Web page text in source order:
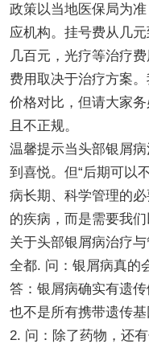
政策以当地医保局为
应机构。挂号费从几
几百元，光疗等治疗
费用取决于治疗方案
价格对比，但请大家
且不正规。
温馨提示当头部银屑
到喜悦。但“后期可以
病长期、科学管理的
的疾病，而是需要我们
关于头部银屑病治疗
全都. 问：银屑病真的
答：银屑病确实有遗
也不是所有携带遗传基
2. 问：除了药物，还